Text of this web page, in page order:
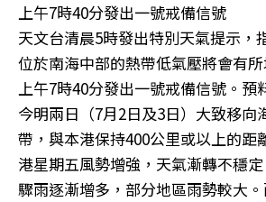
上午7時40分發出一號戒備信號
天文台清晨5時發出特別天氣提示，
位於南海中部的熱帶低氣壓將會有
上午7時40分發出一號戒備信號。預
今明兩日（7月2日及3日）大致移向
帶，與本港保持400公里或以上的距
港星期五風勢增強，天氣漸轉不穩
驟雨逐漸增多，部分地區雨勢較大